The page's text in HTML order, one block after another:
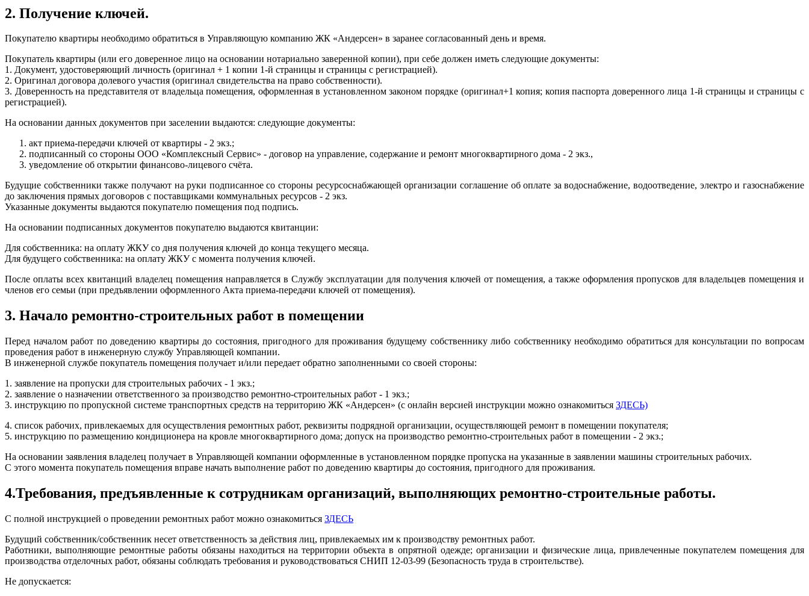
2. Получение ключей.
Покупателю квартиры необходимо обратиться в Управляющую компанию ЖК «Андерсен» в заранее согласованный день и время.
Покупатель квартиры (или его доверенное лицо на основании нотариально заверенной копии), при себе должен иметь следующие документы:
1. Документ, удостоверяющий личность (оригинал + 1 копии 1-й страницы и страницы с регистрацией).
2. Оригинал договора долевого участия (оригинал свидетельства на право собственности).
3. Доверенность на представителя от владельца помещения, оформленная в установленном законом порядке (оригинал+1 копия; копия паспорта доверенного лица 1-й страницы и страницы с
регистрацией).
На основании данных документов при заселении выдаются: следующие документы:
акт приема-передачи ключей от квартиры - 2 экз.;
подписанный со стороны ООО «Комплексный Сервис» - договор на управление, содержание и ремонт многоквартирного дома - 2 экз.,
уведомление об открытии финансово-лицевого счёта.
Будущие собственники также получают на руки подписанное со стороны ресурсоснабжающей организации соглашение об оплате за водоснабжение, водоотведение, электро и газоснабжение
до заключения прямых договоров с поставщиками коммунальных ресурсов - 2 экз.
Указанные документы выдаются покупателю помещения под подпись.
На основании подписанных документов покупателю выдаются квитанции:
Для собственника: на оплату ЖКУ со дня получения ключей до конца текущего месяца.
Для будущего собственника: на оплату ЖКУ с момента получения ключей.
После оплаты всех квитанций владелец помещения направляется в Службу эксплуатации для получения ключей от помещения, а также оформления пропусков для владельцев помещения и
членов его семьи (при предъявлении оформленного Акта приема-передачи ключей от помещения).
3. Начало ремонтно-строительных работ в помещении
Перед началом работ по доведению квартиры до состояния, пригодного для проживания будущему собственнику либо собственнику необходимо обратиться для консультации по вопросам
проведения работ в инженерную службу Управляющей компании.
В инженерной службе покупатель помещения получает и/или передает обратно заполненными со своей стороны:
1. заявление на пропуски для строительных рабочих - 1 экз.;
2. заявление о назначении ответственного за производство ремонтно-строительных работ - 1 экз.;
3. инструкцию по пропускной системе транспортных средств на территорию ЖК «Андерсен» (с онлайн версией инструкции можно ознакомиться ЗДЕСЬ)
4. список рабочих, привлекаемых для осуществления ремонтных работ, реквизиты подрядной организации, осуществляющей ремонт в помещении покупателя;
5. инструкцию по размещению кондиционера на кровле многоквартирного дома; допуск на производство ремонтно-строительных работ в помещении - 2 экз.;
На основании заявления владелец получает в Управляющей компании оформленные в установленном порядке пропуска на указанные в заявлении машины строительных рабочих.
С этого момента покупатель помещения вправе начать выполнение работ по доведению квартиры до состояния, пригодного для проживания.
4.Требования, предъявленные к сотрудникам организаций, выполняющих ремонтно-строительные работы.
С полной инструкцией о проведении ремонтных работ можно ознакомиться ЗДЕСЬ
Будущий собственник/собственник несет ответственность за действия лиц, привлекаемых им к производству ремонтных работ.
Работники, выполняющие ремонтные работы обязаны находиться на территории объекта в опрятной одежде; организации и физические лица, привлеченные покупателем помещения для
производства отделочных работ, обязаны соблюдать требования и руководствоваться СНИП 12-03-99 (Безопасность труда в строительстве).
Не допускается: